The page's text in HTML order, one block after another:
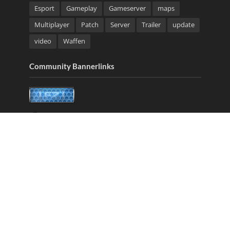
Esport
Gameplay Gameserver
maps
Multiplayer
Patch Server Trailer
update
video
Waffen
Community Bannerlinks